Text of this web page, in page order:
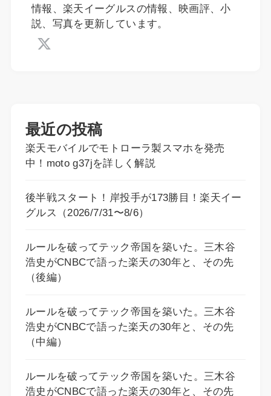
情報、楽天イーグルスの情報、映画評、小
説、写真を更新しています。
最近の投稿
楽天モバイルでモトローラ製スマホを発売
中！moto g37jを詳しく解説
後半戦スタート！岸投手が173勝目！楽天イー
グルス（2026/7/31〜8/6）
ルールを破ってテック帝国を築いた。三木谷
浩史がCNBCで語った楽天の30年と、その先
（後編）
ルールを破ってテック帝国を築いた。三木谷
浩史がCNBCで語った楽天の30年と、その先
（中編）
ルールを破ってテック帝国を築いた。三木谷
浩史がCNBCで語った楽天の30年と、その先